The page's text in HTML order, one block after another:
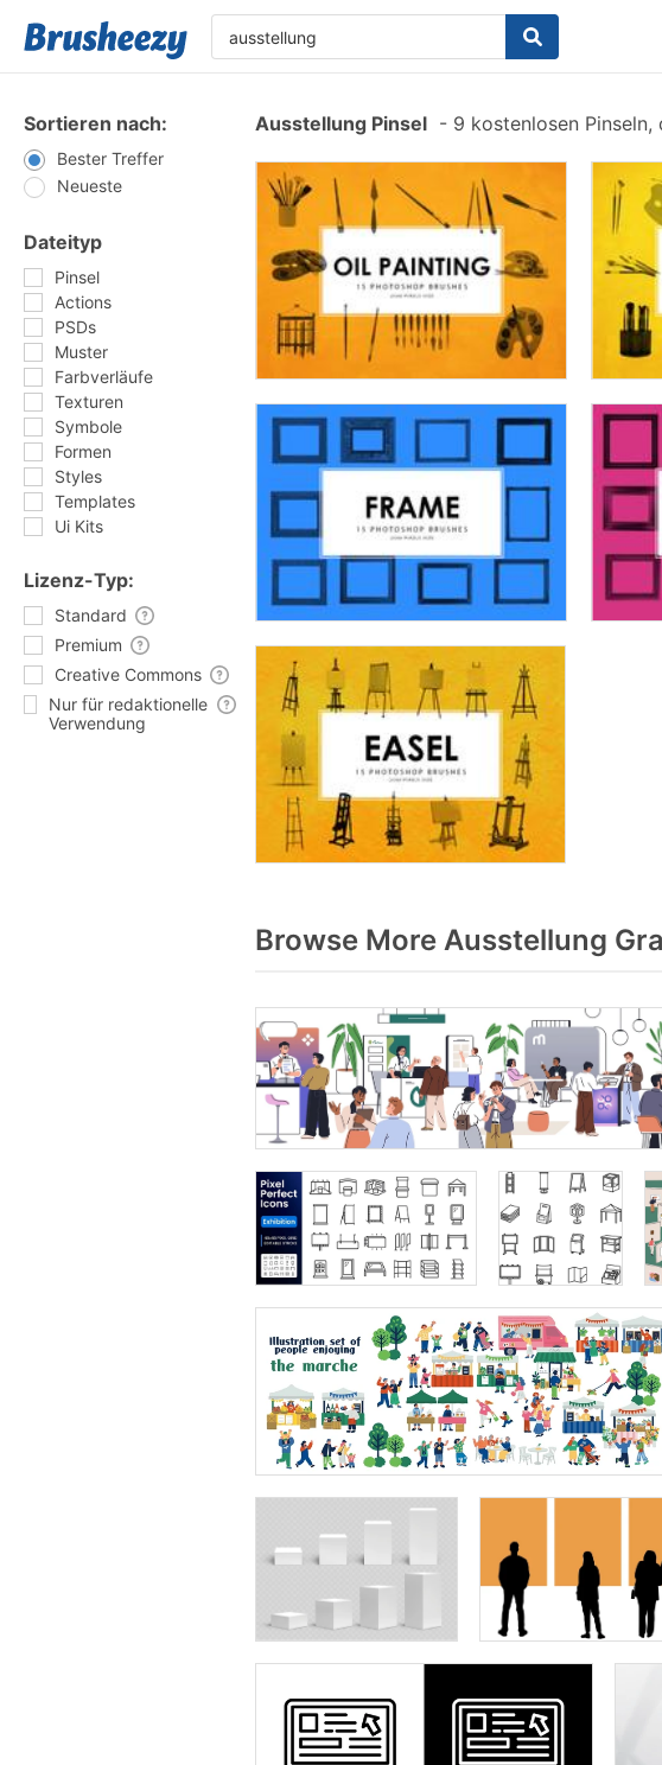
Sortieren nach:
Bester Treffer
Neueste
Dateityp
Pinsel
Actions
PSDs
Muster
Farbverläufe
Texturen
Symbole
Formen
Styles
Templates
Ui Kits
Lizenz-Typ:
Standard
Premium
Creative Commons
Nur für redaktionelle
Verwendung
Ausstellung Pinsel - 9 kostenlosen Pinseln,
Browse More Ausstellung